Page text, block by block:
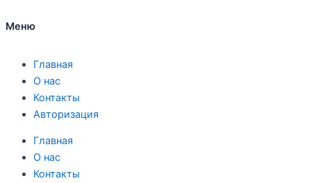
Меню
Главная
О нас
Контакты
Авторизация
Главная
О нас
Контакты